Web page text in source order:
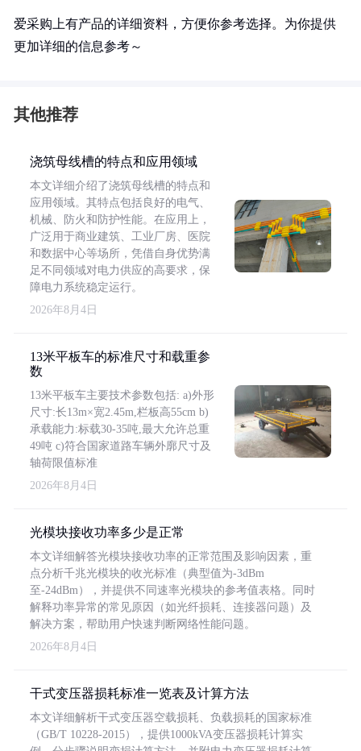
爱采购上有产品的详细资料，方便你参考选择。为你提供
更加详细的信息参考～
其他推荐
浇筑母线槽的特点和应用领域
本文详细介绍了浇筑母线槽的特点和
应用领域。其特点包括良好的电气、
机械、防火和防护性能。在应用上，
广泛用于商业建筑、工业厂房、医院
和数据中心等场所，凭借自身优势满
足不同领域对电力供应的高要求，保
障电力系统稳定运行。
2026年8月4日
13米平板车的标准尺寸和载重参
数
13米平板车主要技术参数包括: a)外形
尺寸:长13m×宽2.45m,栏板高55cm b)
承载能力:标载30-35吨,最大允许总重
49吨 c)符合国家道路车辆外廓尺寸及
轴荷限值标准
2026年8月4日
光模块接收功率多少是正常
本文详细解答光模块接收功率的正常范围及影响因素，重
点分析千兆光模块的收光标准（典型值为-3dBm
至-24dBm），并提供不同速率光模块的参考值表格。同时
解释功率异常的常见原因（如光纤损耗、连接器问题）及
解决方案，帮助用户快速判断网络性能问题。
2026年8月4日
干式变压器损耗标准一览表及计算方法
本文详细解析干式变压器空载损耗、负载损耗的国家标准
（GB/T 10228-2015），提供1000kVA变压器损耗计算实